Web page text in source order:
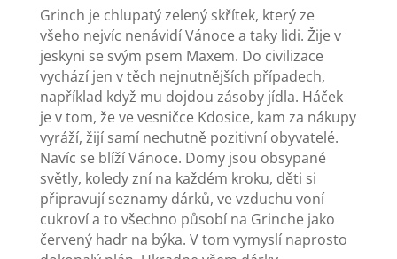
Grinch je chlupatý zelený skřítek, který ze
všeho nejvíc nenávidí Vánoce a taky lidi. Žije v
jeskyni se svým psem Maxem. Do civilizace
vychází jen v těch nejnutnějších případech,
například když mu dojdou zásoby jídla. Háček
je v tom, že ve vesničce Kdosice, kam za nákupy
vyráží, žijí samí nechutně pozitivní obyvatelé.
Navíc se blíží Vánoce. Domy jsou obsypané
světly, koledy zní na každém kroku, děti si
připravují seznamy dárků, ve vzduchu voní
cukroví a to všechno působí na Grinche jako
červený hadr na býka. V tom vymyslí naprosto